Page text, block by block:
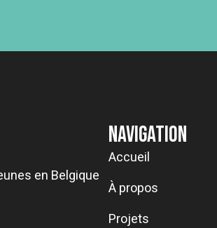
en Belgique
Navigation
Accueil
À propos
Projets